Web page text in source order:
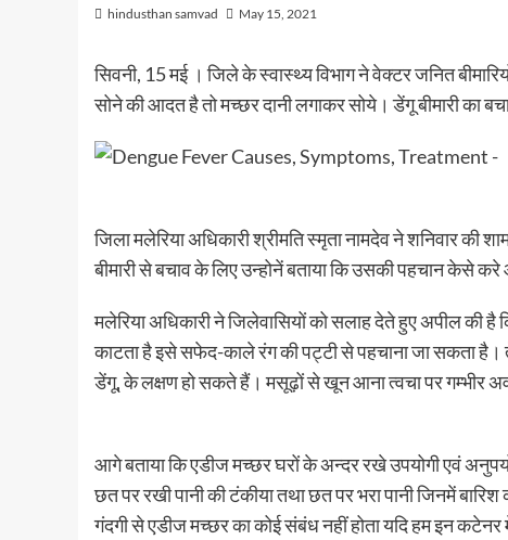
hindusthan samvad May 15, 2021
सिवनी, 15 मई । जिले के स्वास्थ्य विभाग ने वेक्टर जनित
सोने की आदत है तो मच्छर दानी लगाकर सोये। डेंगू बीमारी का
जिला मलेरिया अधिकारी श्रीमति स्मृता नामदेव ने शनिवार की
बीमारी से बचाव के लिए उन्होनें बताया कि उसकी पहचान केसे
मलेरिया अधिकारी ने जिलेवासियों को सलाह देते हुए अपील
काटता है इसे सफेद-काले रंग की पट्टी से पहचाना जा सकता है।
डेंगू, के लक्षण हो सकते हैं। मसूढ़ों से खून आना त्वचा पर गम्भीर
आगे बताया कि एडीज मच्छर घरों के अन्दर रखे उपयोगी एवं
छत पर रखी पानी की टंकीया तथा छत पर भरा पानी जिनमें
गंदगी से एडीज मच्छर का कोई संबंध नहीं होता यदि हम इन